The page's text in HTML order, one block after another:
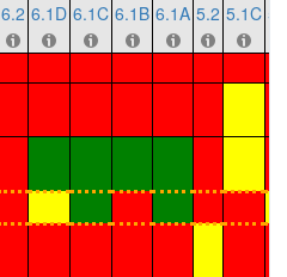
6.2 6.1D 6.1C 6.1B 6.1A 5.2 5.1C